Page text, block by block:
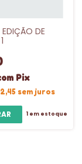
EDIÇÃO DE
Pix
sem juros
1 em estoque